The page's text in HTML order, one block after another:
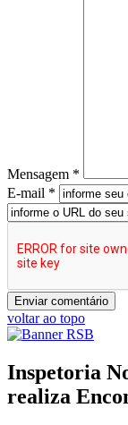
Mensagem *
E-mail *
voltar ao topo
Inspetoria
realiza